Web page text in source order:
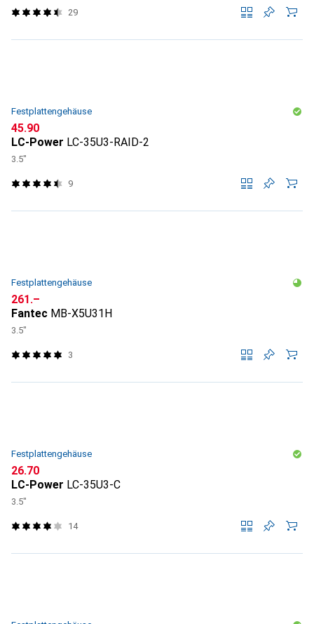
29
Festplattengehäuse
CHF
45.90
LC-Power LC-35U3-RAID-2
3.5"
9
Festplattengehäuse
CHF
261.–
Fantec MB-X5U31H
3.5"
3
Festplattengehäuse
CHF
26.70
LC-Power LC-35U3-C
3.5"
14